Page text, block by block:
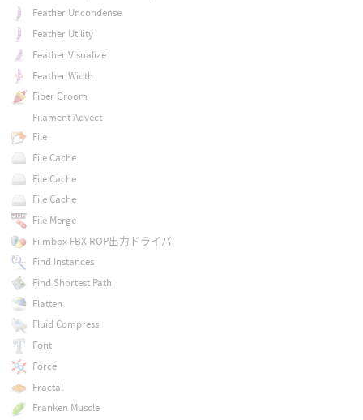
Feather Uncondense
Feather Utility
Feather Visualize
Feather Width
Fiber Groom
Filament Advect
File
File Cache
File Cache
File Cache
File Merge
Filmbox FBX ROP出力ドライバ
Find Instances
Find Shortest Path
Flatten
Fluid Compress
Font
Force
Fractal
Franken Muscle